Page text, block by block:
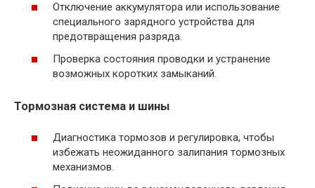
Отключение аккумулятора или использование
специального зарядного устройства для
предотвращения разряда.
Проверка состояния проводки и устранение
возможных коротких замыканий.
Тормозная система и шины
Диагностика тормозов и регулировка, чтобы
избежать неожиданного залипания тормозных
механизмов.